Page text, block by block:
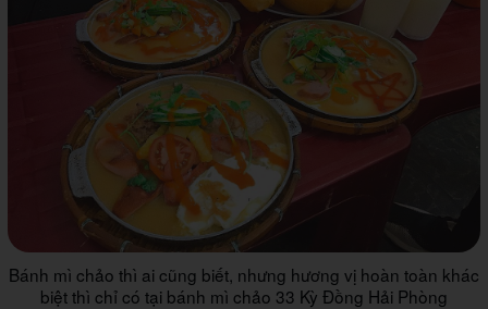
Bánh mì chảo thì ai cũng biết, nhưng hương vị hoàn toàn khác
biệt thì chỉ có tại bánh mì chảo 33 Kỳ Đồng Hải Phòng